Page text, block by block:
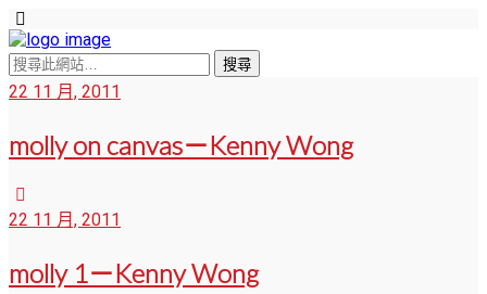
22 11 月, 2011
molly on canvas－Kenny Wong
22 11 月, 2011
molly 1－Kenny Wong